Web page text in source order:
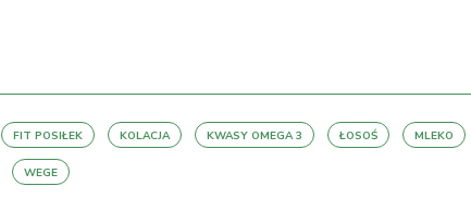
FIT POSIŁEK KOLACJA KWASY OMEGA 3 ŁOSOŚ MLEKO
WEGE